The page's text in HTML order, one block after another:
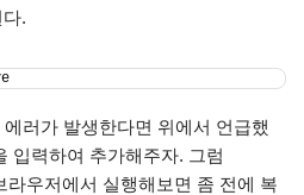
.
에러가 발생한다면 위에서 언급했
입력하여 추가해주자. 그럼
라우저에서 실행해보면 좀 전에 복